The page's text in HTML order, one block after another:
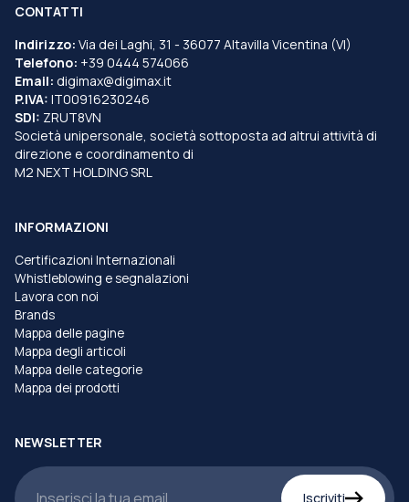
CONTATTI
Indirizzo: Via dei Laghi, 31 - 36077 Altavilla Vicentina (VI)
Telefono: +39 0444 574066
Email: digimax@digimax.it
P.IVA: IT00916230246
SDI: ZRUT8VN
Società unipersonale, società sottoposta ad altrui attività di
direzione e coordinamento di
M2 NEXT HOLDING SRL
INFORMAZIONI
Certificazioni Internazionali
Whistleblowing e segnalazioni
Lavora con noi
Brands
Mappa delle pagine
Mappa degli articoli
Mappa delle categorie
Mappa dei prodotti
NEWSLETTER
Iscriviti